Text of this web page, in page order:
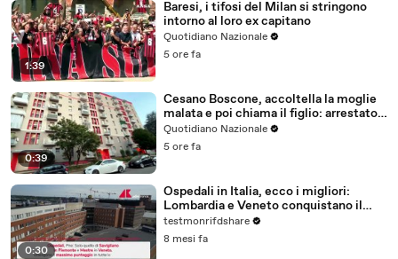
1:39
Baresi, i tifosi del Milan si stringono
intorno al loro ex capitano
Quotidiano Nazionale
5 ore fa
0:39
Cesano Boscone, accoltella la moglie
malata e poi chiama il figlio: arrestato
84enne
Quotidiano Nazionale
5 ore fa
0:30
Ospedali in Italia, ecco i migliori:
Lombardia e Veneto conquistano il
podio
testmonrifdshare
8 mesi fa